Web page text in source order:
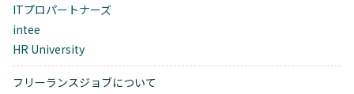
ITプロパートナーズ
intee
HR University
フリーランスジョブについて